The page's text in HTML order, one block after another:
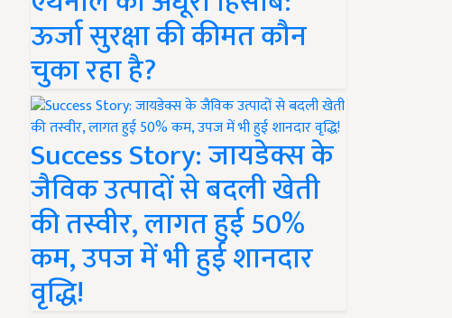
ऊर्जा सुरक्षा की कीमत कौन
चुका रहा है?
Success Story: जायडेक्स के
जैविक उत्पादों से बदली खेती
की तस्वीर, लागत हुई 50%
कम, उपज में भी हुई शानदार
वृद्धि!